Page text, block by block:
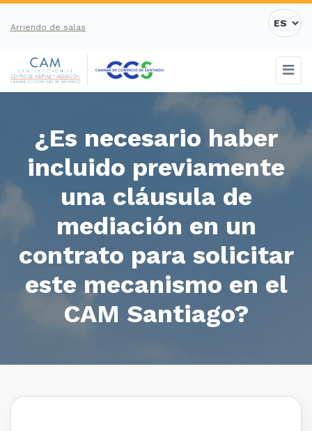
Arriendo de salas
¿Es necesario haber
incluido previamente
una cláusula de
mediación en un
contrato para solicitar
este mecanismo en el
CAM Santiago?